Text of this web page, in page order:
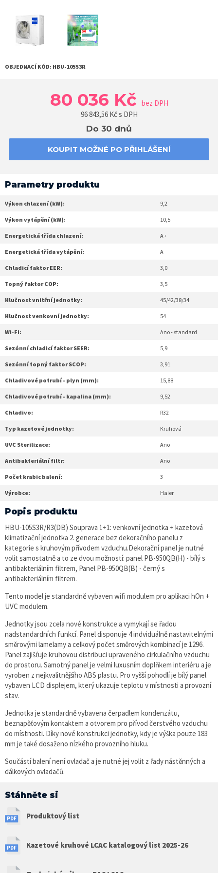
OBJEDNACÍ KÓD: HBU-105S3R
80 036 Kč bez DPH
96 843,56Kč s DPH
Do 30 dnů
KOUPIT MOŽNÉ PO PŘIHLÁŠENÍ
Parametry produktu
Výkon chlazení (kW): 9,2
Výkon vytápění (kW): 10,5
Energetická třída chlazení: A+
Energetická třída vytápění: A
Chladicí faktor EER: 3,0
Topný faktor COP: 3,5
Hlučnost vnitřní jednotky: 45/42/38/34
Hlučnost venkovní jednotky: 54
Wi-Fi: Ano - standard
Sezónní chladicí faktor SEER: 5,9
Sezónní topný faktor SCOP: 3,91
Chladivové potrubí - plyn (mm): 15,88
Chladivové potrubí - kapalina (mm): 9,52
Chladivo: R32
Typ kazetové jednotky: Kruhová
UVC Sterilizace: Ano
Antibakteriální filtr: Ano
Počet krabic balení: 3
Výrobce: Haier
Popis produktu
HBU-105S3R/R3(DB) Souprava 1+1: venkovní jednotka + kazetová
klimatizační jednotka 2. generace bez dekoračního panelu z
kategorie s kruhovým přívodem vzduchu.Dekorační panel je nutné
volit samostatně a to ze dvou možností: panel PB-950QB(H) - bílý s
antibakteriálním filtrem, Panel PB-950QB(B) - černý s
antibakteriálním filtrem.
Tento model je standardně vybaven wifi modulem pro aplikaci hOn +
UVC modulem.
Jednotky jsou zcela nové konstrukce a vymykají se řadou
nadstandardních funkcí. Panel disponuje 4 indviduálně nastavitelnými
směrovými lamelamy a celkový počet směrových kombinací je 1296.
Panel zajišťuje kruhovou distribuci upraveného cirkulačního vzduchu
do prostoru. Samotný panel je velmi luxusním doplňkem interiéru a je
vyroben z nejkvalitnějšího ABS plastu. Pro vyšší pohodlí je bílý panel
vybaven LCD displejem, který ukazuje teplotu v místnosti a provozní
stav.
Jednotka je standardně vybavena čerpadlem kondenzátu,
beznapěťovým kontaktem a otvorem pro přívod čerstvého vzduchu
do místnosti. Díky nové konstrukci jednotky, kdy je výška pouze 183
mm je také dosaženo nízkého provozního hluku.
Součástí balení není ovladač a je nutné jej volit z řady nástěnných a
dálkových ovladačů.
Stáhněte si
Produktový list
Kazetové kruhové LCAC katalogový list 2025-26